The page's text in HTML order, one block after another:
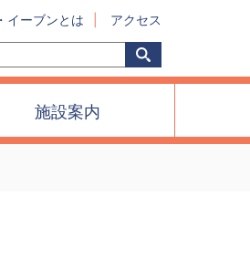
イーブンとは アクセス
索:
検
索
施設案内